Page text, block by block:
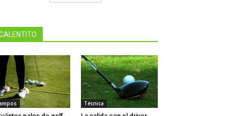
Técnica